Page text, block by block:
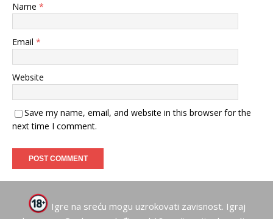
Name *
Email *
Website
Save my name, email, and website in this browser for the
next time I comment.
Igre na sreću mogu uzrokovati zavisnost. Igraj